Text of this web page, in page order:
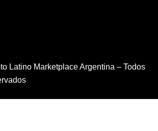
Latino Marketplace Argentina – Todos